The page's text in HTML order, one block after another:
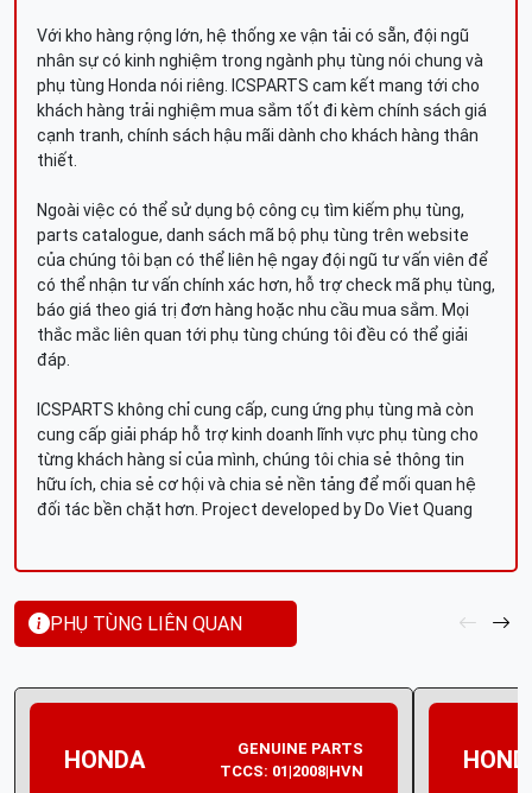
Với kho hàng rộng lớn, hệ thống xe vận tải có sẵn, đội ngũ
nhân sự có kinh nghiệm trong ngành phụ tùng nói chung và
phụ tùng Honda nói riêng. ICSPARTS cam kết mang tới cho
khách hàng trải nghiệm mua sắm tốt đi kèm chính sách giá
cạnh tranh, chính sách hậu mãi dành cho khách hàng thân
thiết.
Ngoài việc có thể sử dụng bộ công cụ tìm kiếm phụ tùng,
parts catalogue, danh sách mã bộ phụ tùng trên website
của chúng tôi bạn có thể liên hệ ngay đội ngũ tư vấn viên để
có thể nhận tư vấn chính xác hơn, hỗ trợ check mã phụ tùng,
báo giá theo giá trị đơn hàng hoặc nhu cầu mua sắm. Mọi
thắc mắc liên quan tới phụ tùng chúng tôi đều có thể giải
đáp.
ICSPARTS không chỉ cung cấp, cung ứng phụ tùng mà còn
cung cấp giải pháp hỗ trợ kinh doanh lĩnh vực phụ tùng cho
từng khách hàng sỉ của mình, chúng tôi chia sẻ thông tin
hữu ích, chia sẻ cơ hội và chia sẻ nền tảng để mối quan hệ
đối tác bền chặt hơn. Project developed by Do Viet Quang
PHỤ TÙNG LIÊN QUAN
HONDA
GENUINE PARTS
TCCS: 01|2008|HVN